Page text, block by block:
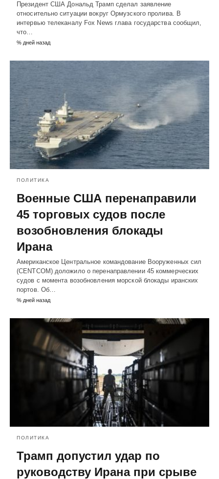
Президент США Дональд Трамп сделал заявление
относительно ситуации вокруг Ормузского пролива. В
интервью телеканалу Fox News глава государства сообщил,
что…
% дней назад
ПОЛИТИКА
Военные США перенаправили
45 торговых судов после
возобновления блокады
Ирана
Американское Центральное командование Вооруженных сил
(CENTCOM) доложило о перенаправлении 45 коммерческих
судов с момента возобновления морской блокады иранских
портов. Об…
% дней назад
ПОЛИТИКА
Трамп допустил удар по
руководству Ирана при срыве